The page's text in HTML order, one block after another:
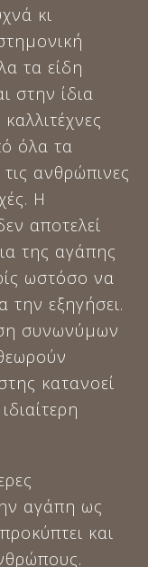
κι
τα είδη
στην ίδια
όλα τα
ανθρώπινες
Η
αποτελεί
της αγάπης
ωστόσο να
την εξηγήσει.
συνωνύμων
κατανοεί
αγάπη ως
και